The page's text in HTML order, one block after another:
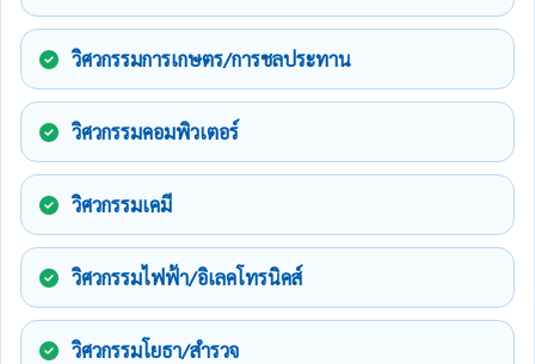
วิศวกรรมการเกษตร/การชลประทาน
วิศวกรรมคอมพิวเตอร์
วิศวกรรมเคมี
วิศวกรรมไฟฟ้า/อิเลคโทรนิคส์
วิศวกรรมโยธา/สำรวจ